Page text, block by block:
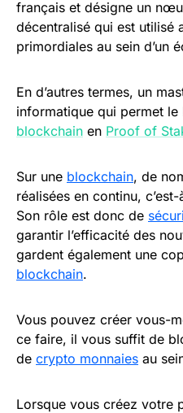
français et désigne un
décentralisé qui est utilisé
primordiales au sein d’un
En d’autres termes, un
informatique qui permet le
blockchain en Proof of
Sur une blockchain, de
réalisées en continu,
Son rôle est donc de
garantir l’efficacité des
gardent également une
blockchain.
Vous pouvez créer vous-
ce faire, il vous suffit de
de crypto monnaies au
Lorsque vous créez votre